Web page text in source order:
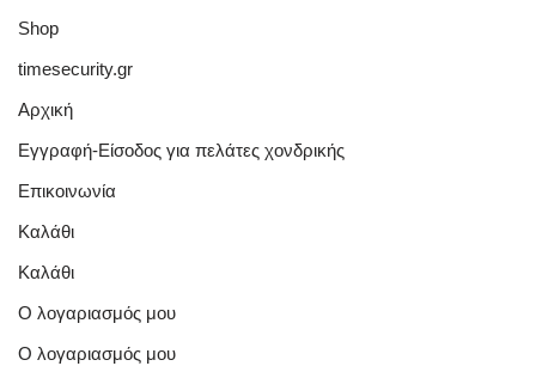
Shop
timesecurity.gr
Αρχική
Εγγραφή-Είσοδος για πελάτες χονδρικής
Επικοινωνία
Καλάθι
Καλάθι
Ο λογαριασμός μου
Ο λογαριασμός μου